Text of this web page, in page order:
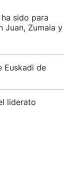
sido para
Juan, Zumaia y
Euskadi de
liderato